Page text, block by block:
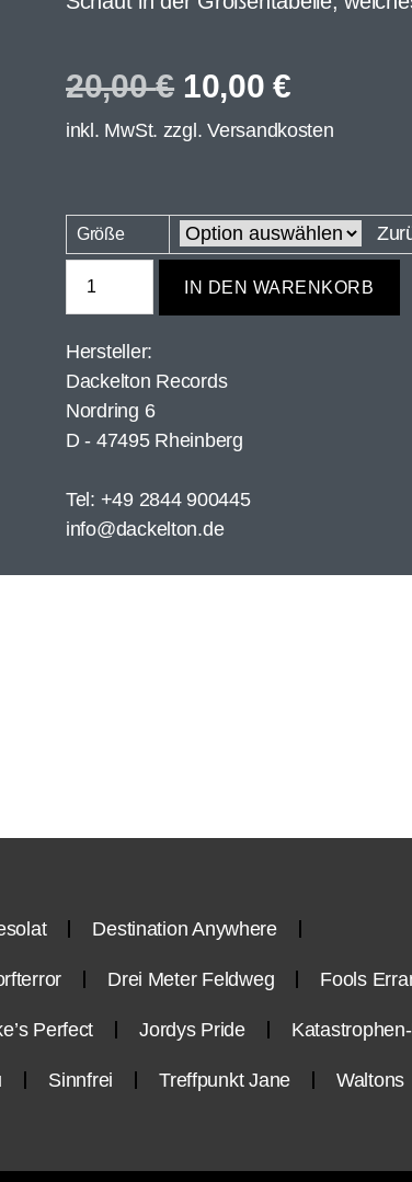
20,00€ 10,00€
inkl. MwSt. zzgl.Versandkosten
Größe
IN DEN WARENKORB
Hersteller:
Dackelton Records
Nordring 6
D - 47495 Rheinberg
Tel: +49 2844 900445
info@dackelton.de
Destination Anywhere
Drei Meter Feldweg Fools
Perfect Jordys Pride
Sinnfrei Treffpunkt Jane Waltons